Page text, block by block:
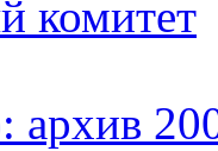
комитет
архив